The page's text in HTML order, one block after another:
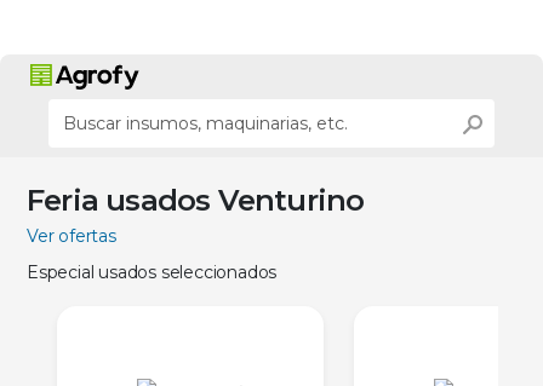
Feria usados Venturino
Ver ofertas
Especial usados seleccionados